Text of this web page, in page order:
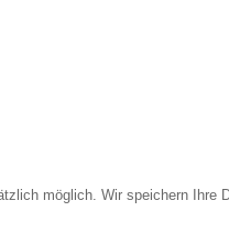
möglich. Wir speichern Ihre